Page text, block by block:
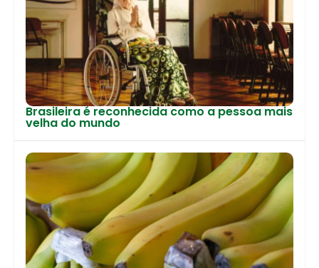
Brasileira é reconhecida como a pessoa mais
velha do mundo